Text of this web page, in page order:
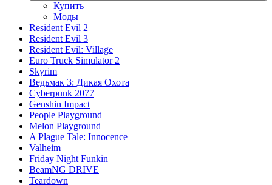
Купить
Моды
Resident Evil 2
Resident Evil 3
Resident Evil: Village
Euro Truck Simulator 2
Skyrim
Ведьмак 3: Дикая Охота
Cyberpunk 2077
Genshin Impact
People Playground
Melon Playground
A Plague Tale: Innocence
Valheim
Friday Night Funkin
BeamNG DRIVE
Teardown